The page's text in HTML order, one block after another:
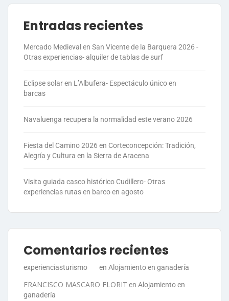
Entradas recientes
Mercado Medieval en San Vicente de la Barquera 2026 -
Otras experiencias- alquiler de tablas de surf
Eclipse solar en L’Albufera- Espectáculo único en
barcas
Navaluenga recupera la normalidad este verano 2026
Fiesta del Camino 2026 en Corteconcepción: Tradición,
Alegría y Cultura en la Sierra de Aracena
Visita guiada casco histórico Cudillero- Otras
experiencias rutas en barco en agosto
Comentarios recientes
experienciasturismo en Alojamiento en ganadería
FRANCISCO MASCARO FLORIT en Alojamiento en
ganadería